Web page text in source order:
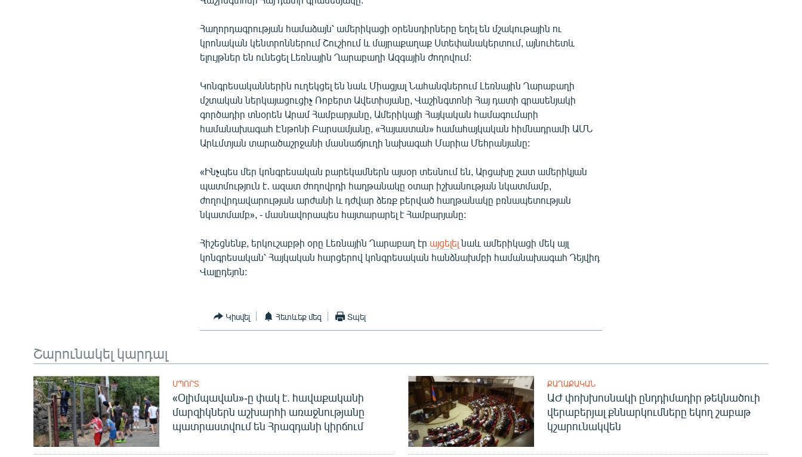
Հաղորդագրության համաձայն՝ ամերիկացի օրենսդիրները եղել են մշակութային ու
կրոնական կենտրոններում Շուշիում և մայրաքաղաք Ստեփանակերտում, այնուհետև
ելույթներ են ունեցել Լեռնային Ղարաբաղի Ազգային ժողովում:
Կոնգրեսականներին ուղեկցել են նաև Միացյալ Նահանգներում Լեռնային Ղարաբաղի
մշտական ներկայացուցիչ Ռոբերտ Ավետիսյանը, Վաշինգտոնի Հայ դատի գրասենյակի
գործադիր տնօրեն Արամ Համբարյանը, Ամերիկայի Հայկական համագումարի
համանախագահ Էնթոնի Բարսամյանը, «Հայաստան» համահայկական հիմնադրամի ԱՄՆ
Արևմտյան տարածաշրջանի մասնաճյուղի նախագահ Մարիա Մեհրանյանը:
«Ինչպես մեր կոնգրեսական բարեկամներն այսօր տեսնում են, Արցախը շատ ամերիկյան
պատմություն է․ ազատ ժողովրդի հաղթանակը օտար իշխանության նկատմամբ,
ժողովրդավարության արժանի և դժվար ձեռք բերված հաղթանակը բռնապետության
նկատմամբ», - մասնավորապես հայտարարել է Համբարյանը:
Հիշեցնենք, երկուշաբթի օրը Լեռնային Ղարաբաղ էր այցելելնաև ամերիկացի մեկ այլ
կոնգրեսական՝ Հայկական հարցերով կոնգրեսական հանձնախմբի համանախագահ Դեյվիդ
Վալըդեյոն:
Կիսվել Հետևեք մեզ Տպել
Շարունակել կարդալ
ՍՊՈՐՏ
«Օլիմպավան»-ը փակ է. հավաքականի
մարզիկներն աշխարհի առաջնությանը
պատրաստվում են Հրազդանի կիրճում
ՔԱՂԱՔԱԿԱՆ
ԱԺ փոխխոսնակի ընդդիմադիր թեկնածուի
վերաբերյալ քննարկումները եկող շաբաթ
կշարունակվեն